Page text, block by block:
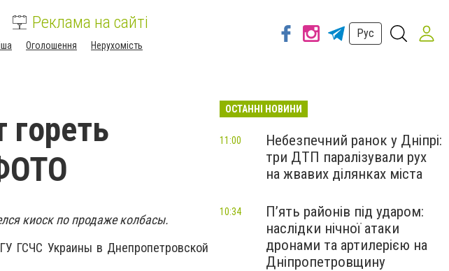
Реклама на сайті
Оголошення Нерухомість
Рус
киоск по продаже колбасы.
ГСЧС Украины в Днепропетровской
ОСТАННІ НОВИНИ
Небезпечний ранок у Дніпрі:
три ДТП паралізували рух
на жвавих ділянках міста
11:00
П’ять районів під ударом:
наслідки нічної атаки
дронами та артилерією на
Дніпропетровщину
10:34